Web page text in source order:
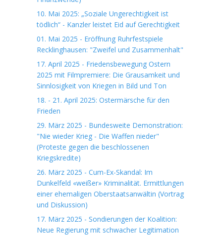
10. Mai 2025: „Soziale Ungerechtigkeit ist
tödlich“ - Kanzler leistet Eid auf Gerechtigkeit
01. Mai 2025 - Eröffnung Ruhrfestspiele
Recklinghausen: "Zweifel und Zusammenhalt"
17. April 2025 - Friedensbewegung Ostern
2025 mit Filmpremiere: Die Grausamkeit und
Sinnlosigkeit von Kriegen in Bild und Ton
18. - 21. April 2025: Ostermärsche für den
Frieden
29. März 2025 - Bundesweite Demonstration:
"Nie wieder Krieg - Die Waffen nieder"
(Proteste gegen die beschlossenen
Kriegskredite)
26. März 2025 - Cum-Ex-Skandal: Im
Dunkelfeld «weißer» Kriminalität. Ermittlungen
einer ehemaligen Oberstaatsanwältin (Vortrag
und Diskussion)
17. März 2025 - Sondierungen der Koalition:
Neue Regierung mit schwacher Legitimation